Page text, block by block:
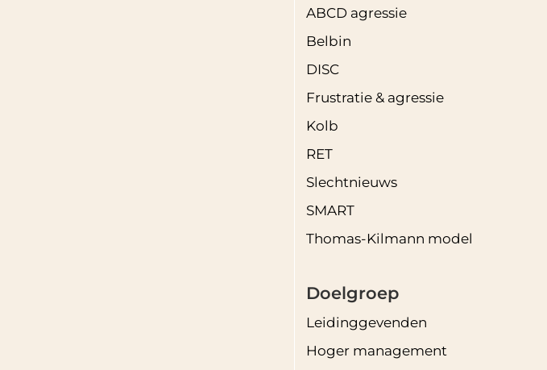
ABCD agressie
Belbin
DISC
Frustratie & agressie
Kolb
RET
Slechtnieuws
SMART
Thomas-Kilmann model
Doelgroep
Leidinggevenden
Hoger management